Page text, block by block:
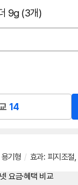
9g (3개)
14
용기형 / 효과: 피지조절